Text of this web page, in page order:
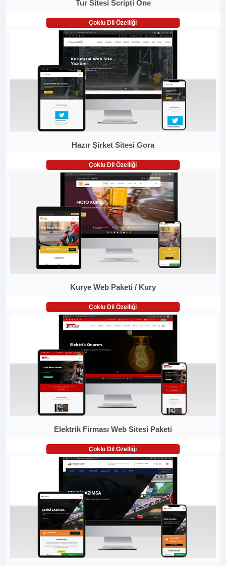
Tur Sitesi Scripti One
Çoklu Dil Özelliği
Hazır Şirket Sitesi Gora
Çoklu Dil Özelliği
Kurye Web Paketi / Kury
Çoklu Dil Özelliği
Elektrik Firması Web Sitesi Paketi
Çoklu Dil Özelliği